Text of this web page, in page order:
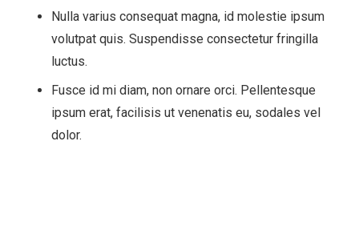
Nulla varius consequat magna, id molestie ipsum
volutpat quis. Suspendisse consectetur fringilla
luctus.
Fusce id mi diam, non ornare orci. Pellentesque
ipsum erat, facilisis ut venenatis eu, sodales vel
dolor.